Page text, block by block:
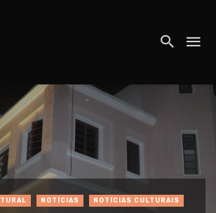
NOTÍCIAS NOTÍCIAS CULTURAIS